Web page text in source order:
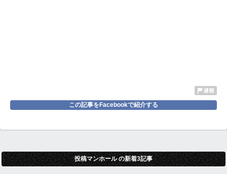
この記事をFacebookで紹介する
投稿マンホール の新着3記事